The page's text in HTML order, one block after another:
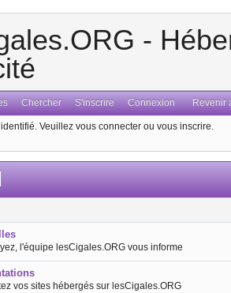
-
Chercher S'inscrire Connexion Revenir
Veuillez vous connecter ou vous inscrire.
l'équipe lesCigales.ORG vous informe
vos sites hébergés sur lesCigales.ORG